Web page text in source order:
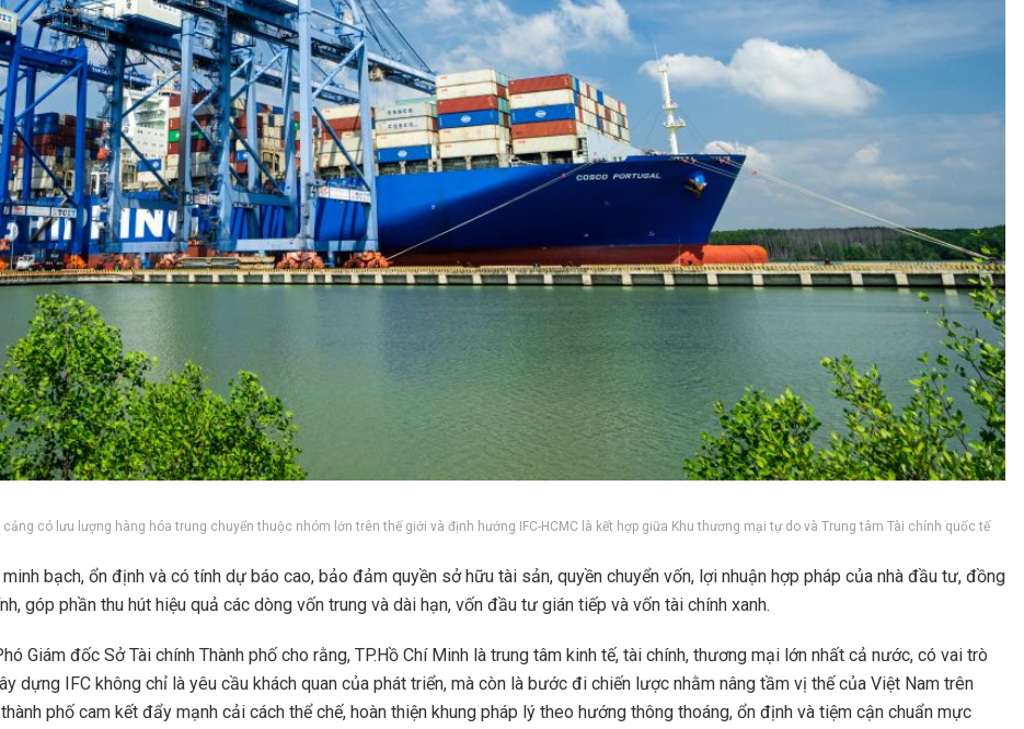
có lưu lượng hàng hóa trung chuyển thuộc nhóm lớn trên thế giới và định hướng IFC-HCMC là kết hợp giữa Khu thương mại tự do và Trung tâm Tài chính quốc tế
bạch, ổn định và có tính dự báo cao, bảo đảm quyền sở hữu tài sản, quyền chuyển vốn, lợi nhuận hợp pháp của nhà đầu tư, đồng
góp phần thu hút hiệu quả các dòng vốn trung và dài hạn, vốn đầu tư gián tiếp và vốn tài chính xanh.
Giám đốc Sở Tài chính Thành phố cho rằng, TP.Hồ Chí Minh là trung tâm kinh tế, tài chính, thương mại lớn nhất cả nước, có vai trò
dựng IFC không chỉ là yêu cầu khách quan của phát triển, mà còn là bước đi chiến lược nhằm nâng tầm vị thế của Việt Nam trên
phố cam kết đẩy mạnh cải cách thể chế, hoàn thiện khung pháp lý theo hướng thông thoáng, ổn định và tiệm cận chuẩn mực